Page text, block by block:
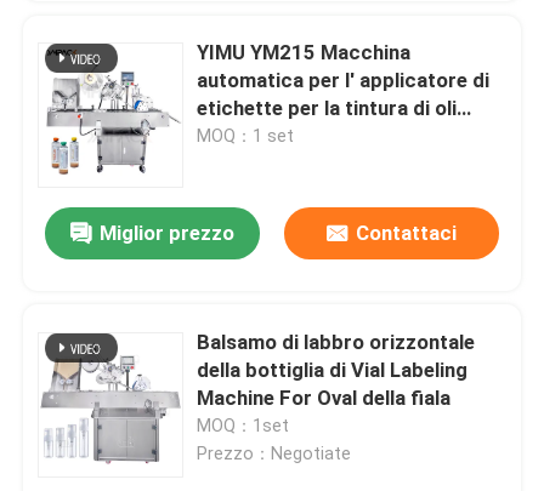
Lasciate un messaggio
Ti richiameremo presto!
Etichetta di imballaggio personalizzata
YIMU YM215 Macchina
automatica per l' applicatore di
etichette per la tintura di oli
essenziali
MOQ：1 set
Miglior prezzo Contattaci
Balsamo di labbro orizzontale
della bottiglia di Vial Labeling
Machine For Oval della fiala
MOQ：1set
Prezzo：Negotiate